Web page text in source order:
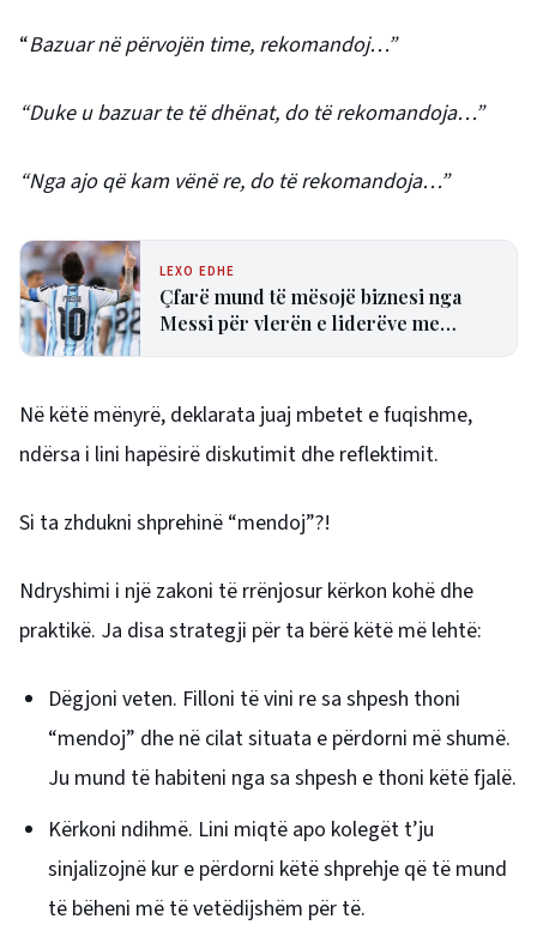
“Bazuar në përvojën time, rekomandoj…”
“Duke u bazuar te të dhënat, do të rekomandoja…”
“Nga ajo që kam vënë re, do të rekomandoja…”
LEXO EDHE
Çfarë mund të mësojë biznesi nga
Messi për vlerën e liderëve me
Në këtë mënyrë, deklarata juaj mbetet e fuqishme,
ndërsa i lini hapësirë diskutimit dhe reflektimit.
Si ta zhdukni shprehinë “mendoj”?!
Ndryshimi i një zakoni të rrënjosur kërkon kohë dhe
praktikë. Ja disa strategji për ta bërë këtë më lehtë:
Dëgjoni veten. Filloni të vini re sa shpesh thoni
“mendoj” dhe në cilat situata e përdorni më shumë.
Ju mund të habiteni nga sa shpesh e thoni këtë fjalë.
Kërkoni ndihmë. Lini miqtë apo kolegët t’ju
sinjalizojnë kur e përdorni këtë shprehje që të mund
të bëheni më të vetëdijshëm për të.